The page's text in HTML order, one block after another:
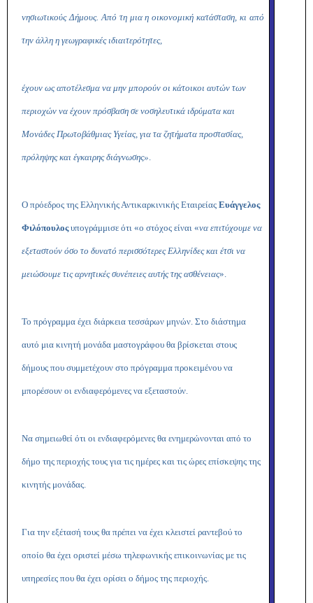
νησιωτικούς Δήμους. Από τη μια η οικονομική κατάσταση, κι από
την άλλη η γεωγραφικές ιδιαιτερότητες,
έχουν ως αποτέλεσμα να μην μπορούν οι κάτοικοι αυτών των
περιοχών να έχουν πρόσβαση σε νοσηλευτικά ιδρύματα και
Μονάδες Πρωτοβάθμιας Υγείας, για τα ζητήματα προστασίας,
πρόληψης και έγκαιρης διάγνωσης».
Ο πρόεδρος της Ελληνικής Αντικαρκινικής Εταιρείας Ευάγγελος
Φιλόπουλοςυπογράμμισε ότι «ο στόχος είναι «να επιτύχουμε να
εξεταστούν όσο το δυνατό περισσότερες Ελληνίδες και έτσι να
μειώσουμε τις αρνητικές συνέπειες αυτής της ασθένειας».
Το πρόγραμμα έχει διάρκεια τεσσάρων μηνών. Στο διάστημα
αυτό μια κινητή μονάδα μαστογράφου θα βρίσκεται στους
δήμους που συμμετέχουν στο πρόγραμμα προκειμένου να
μπορέσουν οι ενδιαφερόμενες να εξεταστούν.
Να σημειωθεί ότι οι ενδιαφερόμενες θα ενημερώνονται από το
δήμο της περιοχής τους για τις ημέρες και τις ώρες επίσκεψης της
κινητής μονάδας.
Για την εξέτασή τους θα πρέπει να έχει κλειστεί ραντεβού το
οποίο θα έχει οριστεί μέσω τηλεφωνικής επικοινωνίας με τις
υπηρεσίες που θα έχει ορίσει ο δήμος της περιοχής.